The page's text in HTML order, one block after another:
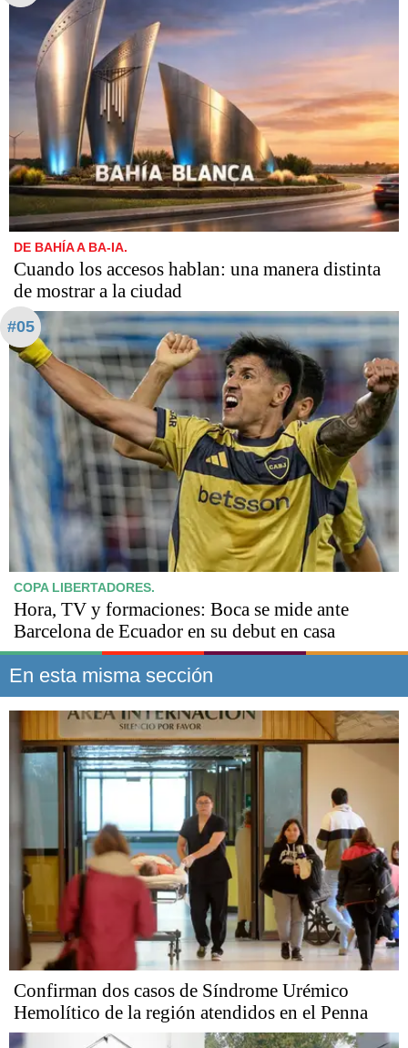
DE BAHÍA A BA-IA.
Cuando los accesos hablan: una manera distinta
de mostrar a la ciudad
#05
COPA LIBERTADORES.
Hora, TV y formaciones: Boca se mide ante
Barcelona de Ecuador en su debut en casa
En esta misma sección
Confirman dos casos de Síndrome Urémico
Hemolítico de la región atendidos en el Penna